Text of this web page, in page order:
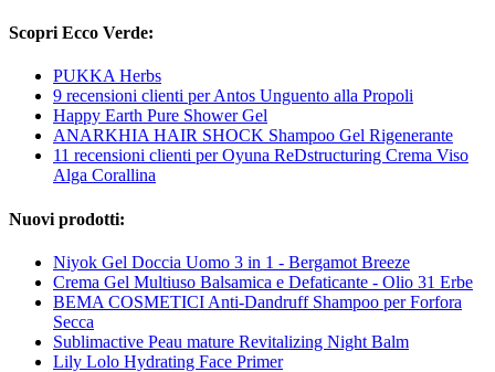
Scopri Ecco Verde:
PUKKA Herbs
9 recensioni clienti per Antos Unguento alla Propoli
Happy Earth Pure Shower Gel
ANARKHIA HAIR SHOCK Shampoo Gel Rigenerante
11 recensioni clienti per Oyuna ReDstructuring Crema Viso
Alga Corallina
Nuovi prodotti:
Niyok Gel Doccia Uomo 3 in 1 - Bergamot Breeze
Crema Gel Multiuso Balsamica e Defaticante - Olio 31 Erbe
BEMA COSMETICI Anti-Dandruff Shampoo per Forfora
Secca
Sublimactive Peau mature Revitalizing Night Balm
Lily Lolo Hydrating Face Primer